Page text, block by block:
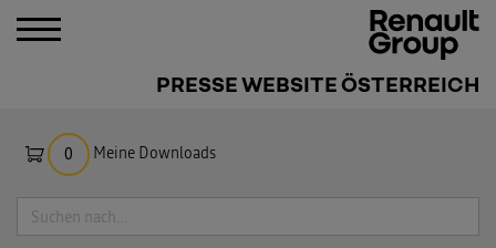
PRESSE WEBSITE ÖSTERREICH
0 Meine Downloads
Suche